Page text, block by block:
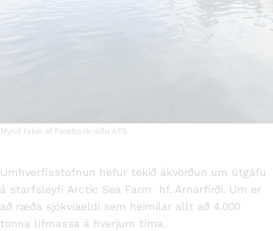
Mynd tekin af Facebook-síðu AFS
Umhverfisstofnun hefur tekið ákvörðun um útgáfu
á starfsleyfi Arctic Sea Farm hf. Arnarfirði. Um er
að ræða sjókvíaeldi sem heimilar allt að 4.000
tonna lífmassa á hverjum tíma.